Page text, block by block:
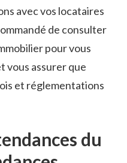
avec vos locataires
de consulter
pour vous
vous⁢ assurer que
et réglementations
du